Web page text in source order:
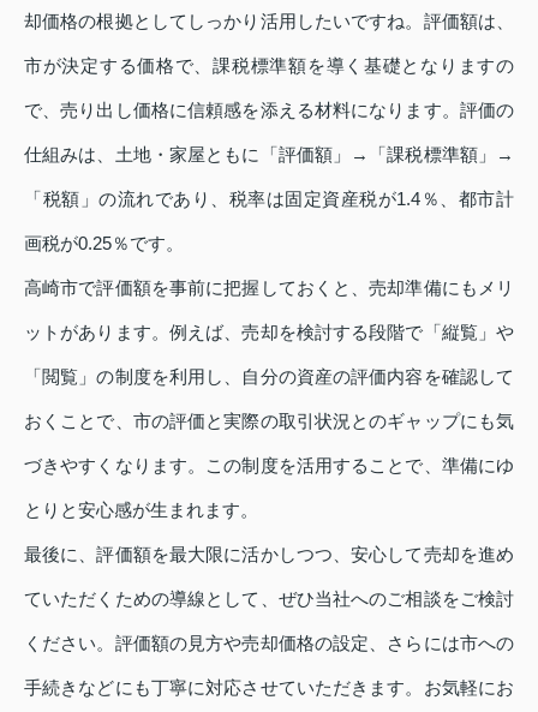
却価格の根拠としてしっかり活用したいですね。評価額は、
市が決定する価格で、課税標準額を導く基礎となりますの
で、売り出し価格に信頼感を添える材料になります。評価の
仕組みは、土地・家屋ともに「評価額」→「課税標準額」→
「税額」の流れであり、税率は固定資産税が1.4％、都市計
画税が0.25％です。
高崎市で評価額を事前に把握しておくと、売却準備にもメリ
ットがあります。例えば、売却を検討する段階で「縦覧」や
「閲覧」の制度を利用し、自分の資産の評価内容を確認して
おくことで、市の評価と実際の取引状況とのギャップにも気
づきやすくなります。この制度を活用することで、準備にゆ
とりと安心感が生まれます。
最後に、評価額を最大限に活かしつつ、安心して売却を進め
ていただくための導線として、ぜひ当社へのご相談をご検討
ください。評価額の見方や売却価格の設定、さらには市への
手続きなどにも丁寧に対応させていただきます。お気軽にお